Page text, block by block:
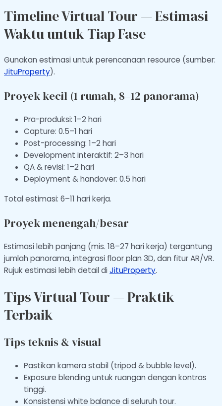
Timeline Virtual Tour — Estimasi
Waktu untuk Tiap Fase
Gunakan estimasi untuk perencanaan resource (sumber:
JituProperty).
Proyek kecil (1 rumah, 8–12 panorama)
Pra-produksi: 1–2 hari
Capture: 0.5–1 hari
Post-processing: 1–2 hari
Development interaktif: 2–3 hari
QA & revisi: 1–2 hari
Deployment & handover: 0.5 hari
Total estimasi: 6–11 hari kerja.
Proyek menengah/besar
Estimasi lebih panjang (mis. 18–27 hari kerja) tergantung
jumlah panorama, integrasi floor plan 3D, dan fitur AR/VR.
Rujuk estimasi lebih detail di JituProperty.
Tips Virtual Tour — Praktik
Terbaik
Tips teknis & visual
Pastikan kamera stabil (tripod & bubble level).
Exposure blending untuk ruangan dengan kontras
tinggi.
Konsistensi white balance di seluruh tour.